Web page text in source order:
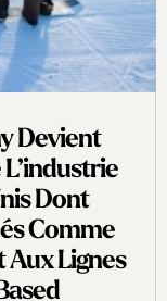
Devient
Dont
Comme
Aux Lignes